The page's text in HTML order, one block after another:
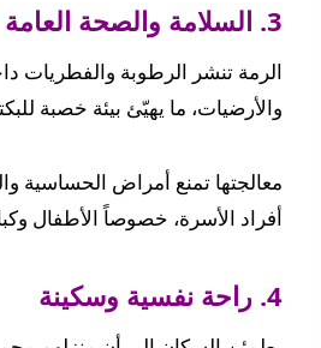
3. السلامة والصحة العامة
الرمة تنشر الرطوبة والفطريات
والأرضيات، ما يهيّئ بيئة خصبة
معالجتها تمنع أمراض الحساسية
أفراد الأسرة، خصوصاً الأطفال
4. راحة نفسية وسكينة